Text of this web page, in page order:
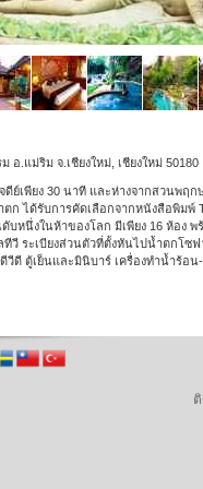
.แม่ริม จ.เชียงใหม่, เชียงใหม่ 50180
ดีย์เพียง 30 นาที และห่างจากสวนพฤก
ก ได้รับการคัดเลือกจากหนังสือพิมพ์
บหนึ่งในห้าของโลก มีเพียง 16 ห้อง พ
วี ระเบียงส่วนตัวที่ตั้งหันไปน้ำตกโซฟ
วีดี ตู้เย็นและมินิบาร์ เครื่องทำน้ำร้อน